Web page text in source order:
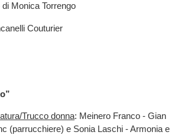
Monica Torrengo
Couturier
Trucco donna: Meinero Franco - Gian
(parrucchiere) e Sonia Laschi - Armonia e